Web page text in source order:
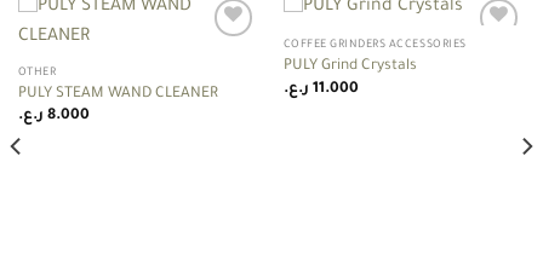
OTHER
PULY STEAM WAND CLEANER
8.000 ر.ع.
COFFEE GRINDERS ACCESSORIES
PULY Grind Crystals
11.000 ر.ع.